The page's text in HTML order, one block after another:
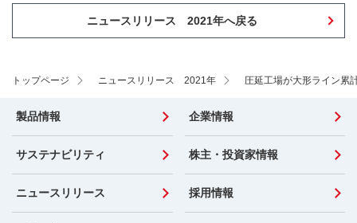
ニュースリリース 2021年へ戻る
トップページ ニュースリリース 2021年 圧延工場が大形ライン累
製品情報 企業情報
サステナビリティ 株主・投資家情報
ニュースリリース 採用情報